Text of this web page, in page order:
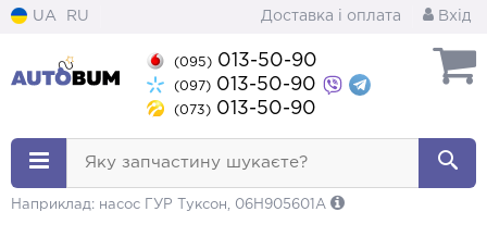
UA RU Доставка і оплата Вхід
(095) 013-50-90
(097) 013-50-90
(073) 013-50-90
Яку запчастину шукаєте?
Наприклад: насос ГУР Туксон, 06H905601A